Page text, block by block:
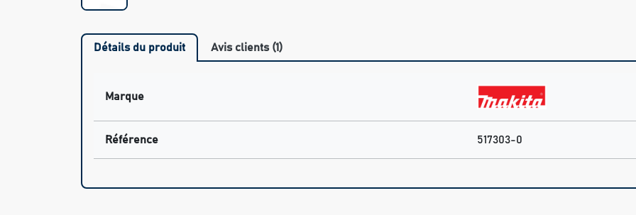
Détails du produit Avis clients (1)
Marque
Référence 517303-0